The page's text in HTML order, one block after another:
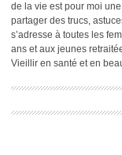
de la vie est pour moi
partager des trucs,
s’adresse à toutes les
ans et aux jeunes
Vieillir en santé et en